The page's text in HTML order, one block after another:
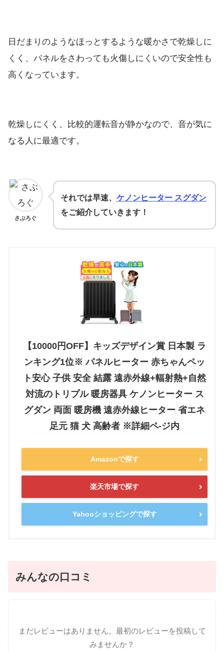
日だまりのようなほっとするような暖かさで乾燥しに
くく、パネルをさわっても火傷しにくいので安全性も
高くなっています。
乾燥しにくく、比較的運転音が静かなので、音が気に
なる人に最適です。
さぶろぐ
それでは早速、 ケノンヒーター スグダン
をご紹介していきます！
【10000円OFF】キッズデザイン賞 日本製 ラ
ンキング1位※ パネルヒーター 赤ちゃんペッ
ト安心 子供 安全 結露 遠赤外線+輻射熱+自然
対流のトリプル 暖房器具 ケノンヒーター ス
グダン 両面 暖房機 遠赤外線ヒーター 省エネ
足元 猫 犬 高齢者 ※詳細ペ-ジ内
Amazonで探す
楽天市場で探す
Yahooショッピングで探す
みんなの口コミ
まだレビューはありません。最初のレビューを投稿して
みませんか？